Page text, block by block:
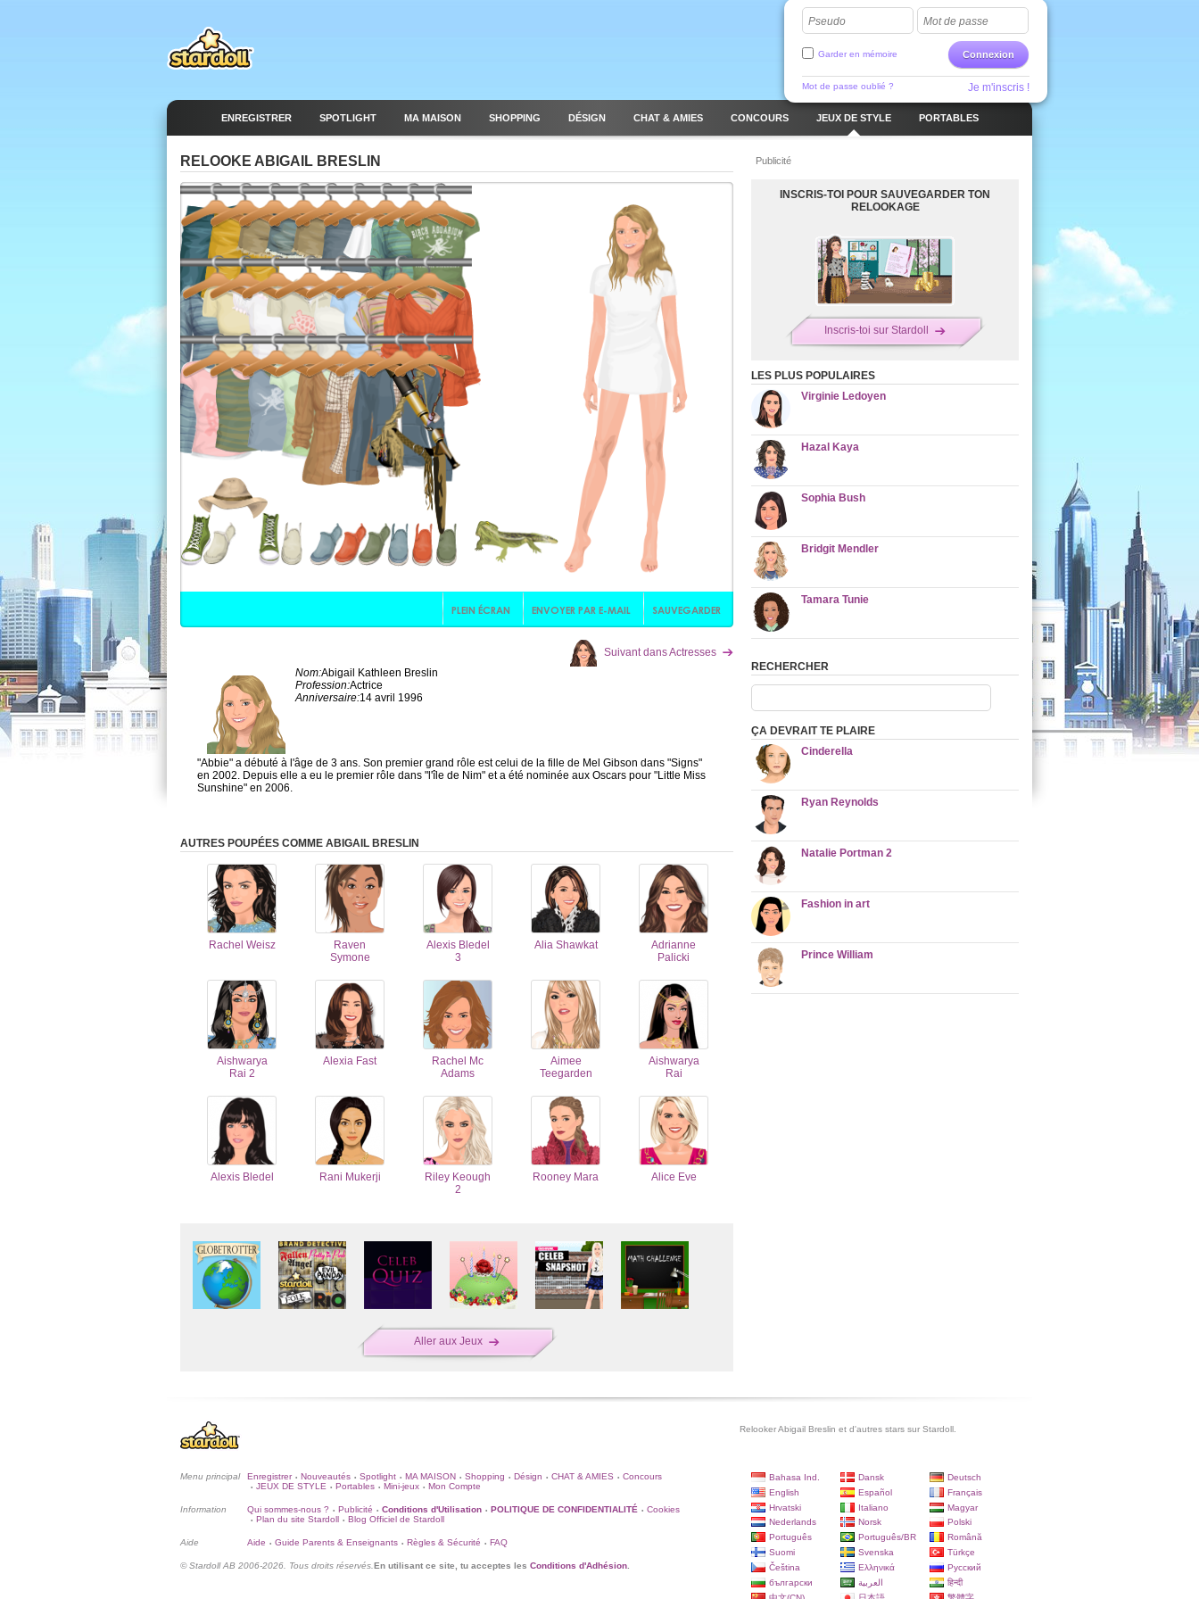
Pseudo Mot de passe
Connexion
Garder en mémoire
Mot de passe oublié ? Je m'inscris !
ENREGISTRER SPOTLIGHT MA MAISON SHOPPING DÉSIGN CHAT & AMIES CONCOURS JEUX DE STYLE PORTABLES
RELOOKE ABIGAIL BRESLIN
Suivant dans Actresses
Nom:Abigail Kathleen Breslin
Profession:Actrice
Anniversaire:14 avril 1996
"Abbie" a débuté à l'âge de 3 ans. Son premier grand rôle est celui de la fille de Mel Gibson dans "Signs"
en 2002. Depuis elle a eu le premier rôle dans "l'île de Nim" et a été nominée aux Oscars pour "Little Miss
Sunshine" en 2006.
AUTRES POUPÉES COMME ABIGAIL BRESLIN
Rachel Weisz
Raven
Symone
Alexis Bledel
3
Alia Shawkat
Adrianne
Palicki
Aishwarya
Rai 2
Alexia Fast
Rachel Mc
Adams
Aimee
Teegarden
Aishwarya
Rai
Alexis Bledel Rani Mukerji
Riley Keough
2
Rooney Mara Alice Eve
Aller aux Jeux
Publicité
INSCRIS-TOI POUR SAUVEGARDER TON
RELOOKAGE
Inscris-toi sur Stardoll
LES PLUS POPULAIRES
Virginie Ledoyen
Hazal Kaya
Sophia Bush
Bridgit Mendler
Tamara Tunie
RECHERCHER
ÇA DEVRAIT TE PLAIRE
Cinderella
Ryan Reynolds
Natalie Portman 2
Fashion in art
Prince William
Relooker Abigail Breslin et d'autres stars sur Stardoll.
Menu principal Enregistrer • Nouveautés • Spotlight • MA MAISON • Shopping • Désign • CHAT & AMIES • Concours
• JEUX DE STYLE • Portables • Mini-jeux • Mon Compte
Information Qui sommes-nous ? • Publicité • Conditions d'Utilisation • POLITIQUE DE CONFIDENTIALITÉ • Cookies
• Plan du site Stardoll • Blog Officiel de Stardoll
Aide Aide • Guide Parents & Enseignants • Règles & Sécurité • FAQ
© Stardoll AB 2006-2026. Tous droits réservés. En utilisant ce site, tu acceptes les Conditions d'Adhésion
Bahasa Ind. Dansk
Deutsch
English
Español
Français
Hrvatski
Italiano
Magyar
Nederlands
Norsk
Polski
Português
Português/BR
Română
Suomi
Svenska
Türkçe
Čeština
Ελληνικά
Русский
български
العربية
हिन्दी